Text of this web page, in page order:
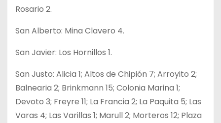
Rosario 2.
San Alberto: Mina Clavero 4.
San Javier: Los Hornillos 1.
San Justo: Alicia 1; Altos de Chipión 7; Arroyito 2;
Balnearia 2; Brinkmann 15; Colonia Marina 1;
Devoto 3; Freyre 11; La Francia 2; La Paquita 5; Las
Varas 4; Las Varillas 1; Marull 2; Morteros 12; Plaza